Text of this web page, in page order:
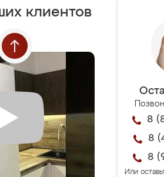
клиентов
8
8
8
Или